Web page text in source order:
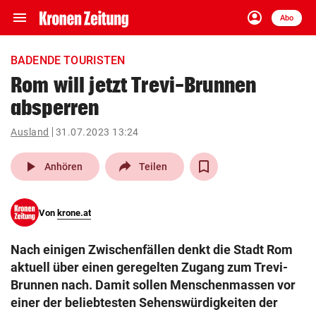
menu Navigation
ein-/ausklappen
account_circle
Anmelden
Abo
close Schließen
account_circle Anmelden
pin_drop
Wien arrow_right
search
eingeben
BADENDE TOURISTEN
Rom will jetzt Trevi-Brunnen
absperren
Ausland 31.07.2023 13:24
play_arrow Anhören Teilen
Von krone.at
Nach einigen Zwischenfällen denkt die Stadt Rom
aktuell über einen geregelten Zugang zum Trevi-
Brunnen nach. Damit sollen Menschenmassen vor
einer der beliebtesten Sehenswürdigkeiten der